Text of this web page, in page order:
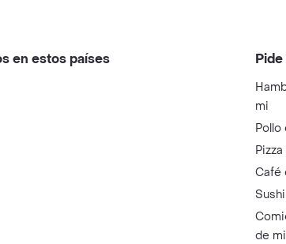
en estos países
mi
Café
de mi